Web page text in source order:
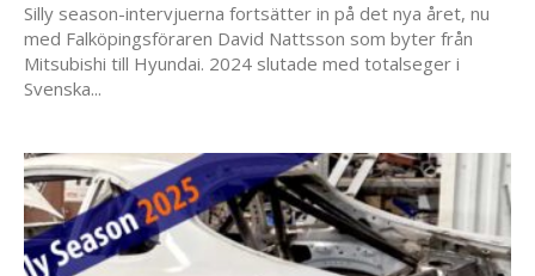
Silly season-intervjuerna fortsätter in på det nya året, nu
med Falköpingsföraren David Nattsson som byter från
Mitsubishi till Hyundai. 2024 slutade med totalseger i
Svenska...